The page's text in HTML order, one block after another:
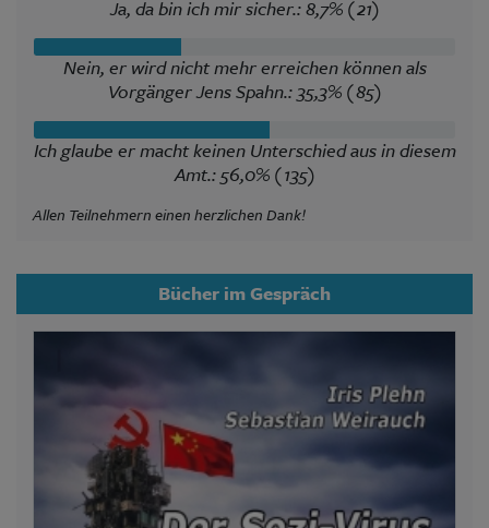
Ja, da bin ich mir sicher.: 8,7% (21)
Nein, er wird nicht mehr erreichen können als
Vorgänger Jens Spahn.: 35,3% (85)
Ich glaube er macht keinen Unterschied aus in diesem
Amt.: 56,0% (135)
Allen Teilnehmern einen herzlichen Dank!
Bücher im Gespräch